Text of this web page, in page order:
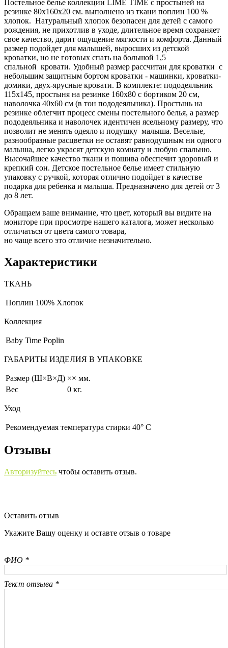
Постельное белье коллекции LIME TIME c простыней на
резинке 80х160х20 см. выполнено из ткани поплин 100 %
хлопок. Натуральный хлопок безопасен для детей с самого
рождения, не прихотлив в уходе, длительное время сохраняет
свое качество, дарит ощущение мягкости и комфорта. Данный
размер подойдет для малышей, выросших из детской
кроватки, но не готовых спать на большой 1,5
спальной кровати. Удобный размер рассчитан для кроватки с
небольшим защитным бортом кроватки - машинки, кроватки-
домики, двух-ярусные кровати. В комплекте: пододеяльник
115х145, простыня на резинке 160х80 с бортиком 20 см,
наволочка 40х60 см (в тон пододеяльника). Простынь на
резинке облегчит процесс смены постельного белья, а размер
пододеяльника и наволочек идентичен ясельному размеру, что
позволит не менять одеяло и подушку малыша. Веселые,
разнообразные расцветки не оставят равнодушным ни одного
малыша, легко украсят детскую комнату и любую спальню.
Высочайшее качество ткани и пошива обеспечит здоровый и
крепкий сон. Детское постельное белье имеет стильную
упаковку с ручкой, которая отлично подойдет в качестве
подарка для ребенка и малыша. Предназначено для детей от 3
до 8 лет.
Обращаем ваше внимание, что цвет, который вы видите на
мониторе при просмотре нашего каталога, может несколько
отличаться от цвета самого товара,
но чаще всего это отличие незначительно.
Характеристики
ТКАНЬ
Поплин 100% Хлопок
Коллекция
Baby Time Poplin
ГАБАРИТЫ ИЗДЕЛИЯ В УПАКОВКЕ
Размер (Ш×В×Д) ×× мм.
Вес
0 кг.
Уход
Рекомендуемая температура стирки 40° С
Отзывы
Авторизуйтесь чтобы оставить отзыв.
Оставить отзыв
Укажите Вашу оценку и оставте отзыв о товаре
ФИО *
Текст отзыва *